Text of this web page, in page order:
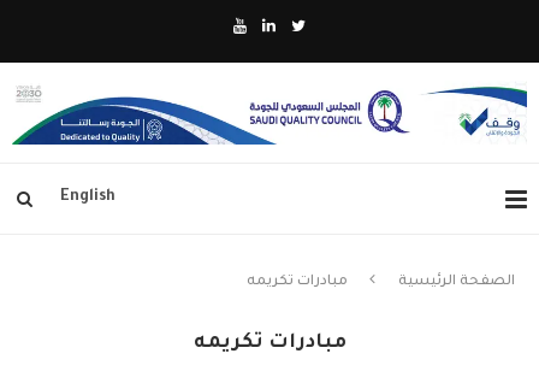
English
الصفحة الرئيسية مبادرات تكريمه
مبادرات تكريمه